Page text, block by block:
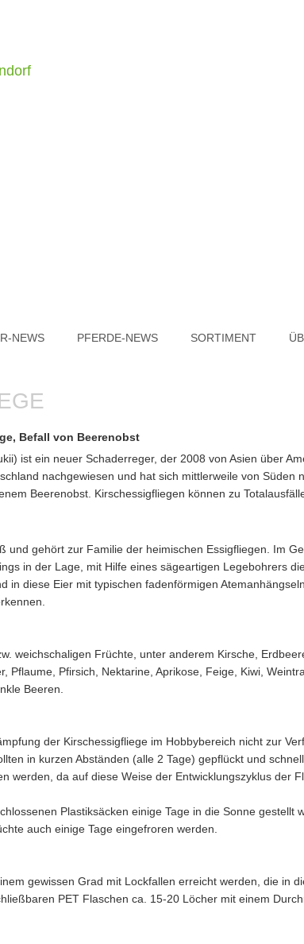
NEWS PFERDE-NEWS SORTIMENT
Befall von Beerenobst
ist ein neuer Schaderreger, der 2008 von Asien über
nachgewiesen und hat sich mittlerweile von
Beerenobst. Kirschessigfliegen können zu
und gehört zur Familie der heimischen Essigfliegen. Im
in der Lage, mit Hilfe eines sägeartigen Legebohrers
in diese Eier mit typischen fadenförmigen
weichschaligen Früchte, unter anderem Kirsche,
Pflaume, Pfirsich, Nektarine, Aprikose, Feige, Kiwi,
Beeren.
der Kirschessigfliege im Hobbybereich nicht zur
in kurzen Abständen (alle 2 Tage) gepflückt und
werden, da auf diese Weise der Entwicklungszyklus der
Plastiksäcken einige Tage in die Sonne gestellt
auch einige Tage eingefroren werden.
gewissen Grad mit Lockfallen erreicht werden, die in
PET Flaschen ca. 15-20 Löcher mit einem